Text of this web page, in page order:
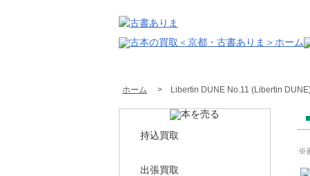
ホーム > Libertin DUNE No.11 (Libertin
※
持込買取
出張買取